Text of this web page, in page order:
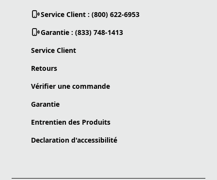
Service Client : (800) 622-6953
Garantie : (833) 748-1413
Service Client
Retours
Vérifier une commande
Garantie
Entrentien des Produits
Declaration d'accessibilité